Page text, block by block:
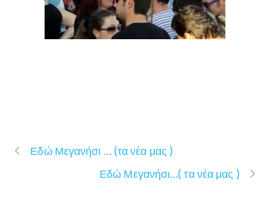
Εδώ Μεγανήσι … (τα νέα μας )
Εδώ Μεγανήσι…( τα νέα μας )